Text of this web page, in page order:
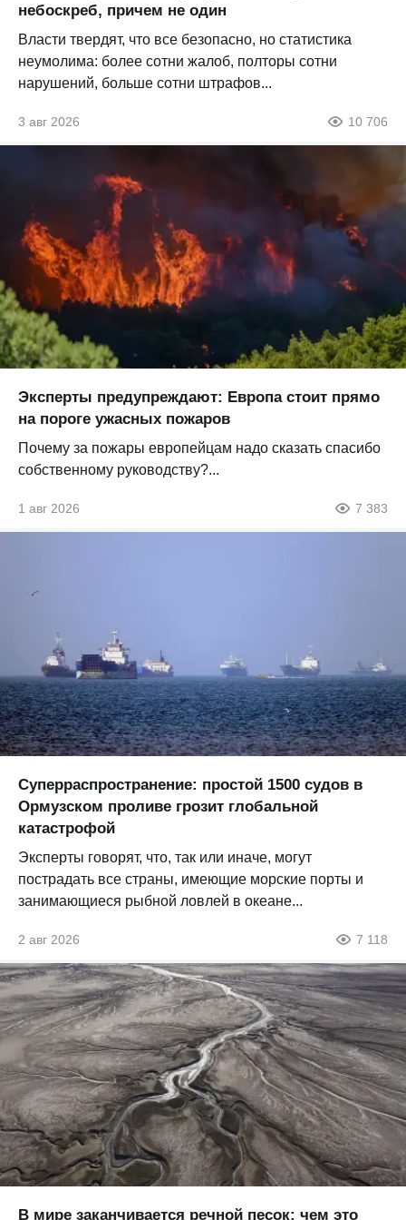
небоскреб, причем не один
Власти твердят, что все безопасно, но статистика
неумолима: более сотни жалоб, полторы сотни
нарушений, больше сотни штрафов...
3 авг 2026 10 706
Эксперты предупреждают: Европа стоит прямо
на пороге ужасных пожаров
Почему за пожары европейцам надо сказать спасибо
собственному руководству?...
1 авг 2026 7 383
Суперраспространение: простой 1500 судов в
Ормузском проливе грозит глобальной
катастрофой
Эксперты говорят, что, так или иначе, могут
пострадать все страны, имеющие морские порты и
занимающиеся рыбной ловлей в океане...
2 авг 2026 7 118
В мире заканчивается речной песок: чем это